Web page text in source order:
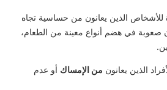
للأشخاص الذين يعانون من حساسية تجاه
صعوبة في هضم أنواع معينة من الطعام،
الذين يعانون من الإمساك أو عدم